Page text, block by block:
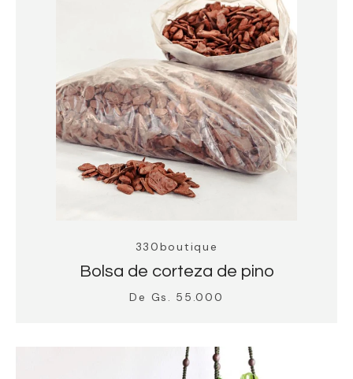
330boutique
Bolsa de corteza de pino
De Gs. 55.000